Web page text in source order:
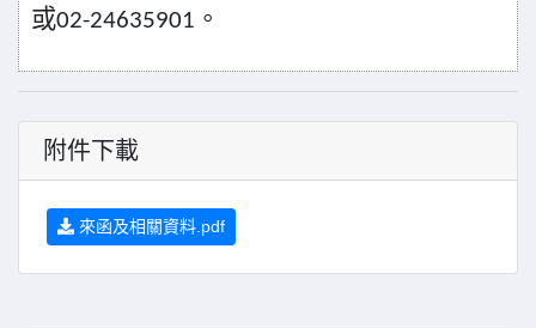
或02-24635901 。
附件下載
來函及相關資料.pdf